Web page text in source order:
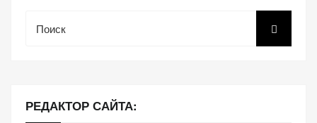
РЕДАКТОР САЙТА: